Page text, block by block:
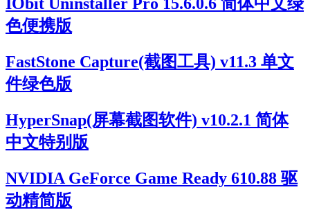
色便携版
FastStone Capture(截图工具) v11.3 单文
件绿色版
HyperSnap(屏幕截图软件) v10.2.1 简体
中文特别版
NVIDIA GeForce Game Ready 610.88 驱
动精简版